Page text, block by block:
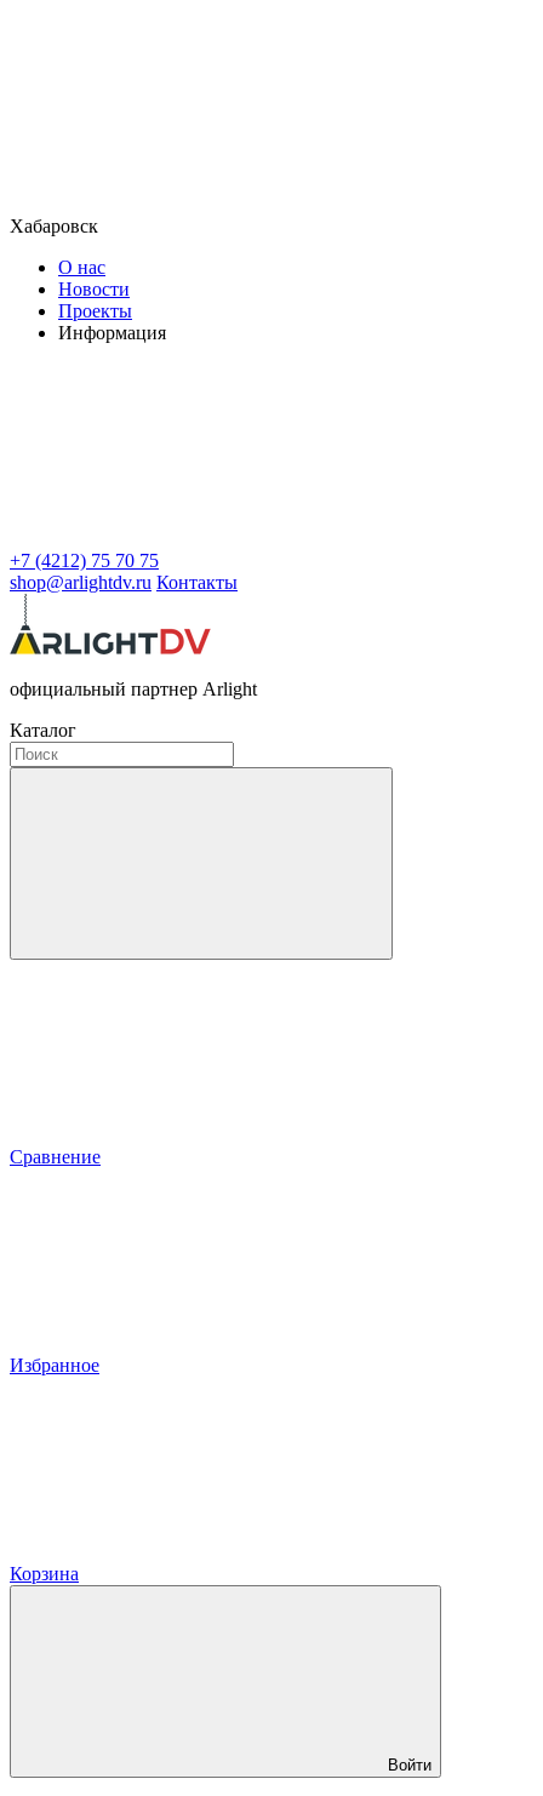
Хабаровск
О нас
Новости
Проекты
Информация
+7 (4212) 75 70 75
shop@arlightdv.ru Контакты
официальный партнер Arlight
Каталог
Сравнение
Избранное
Корзина
Войти